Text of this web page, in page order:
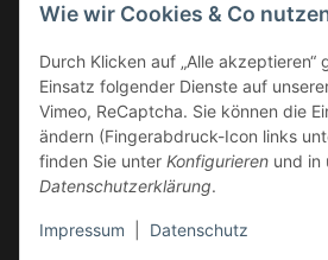
Wie wir Cookies & Co
Durch Klicken auf „Alle akzeptieren“
Einsatz folgender Dienste auf
Vimeo, ReCaptcha. Sie können die
ändern (Fingerabdruck-Icon links
finden Sie unter Konfigurieren und in
Datenschutzerklärung.
Impressum Datenschutz
Service-Hotline +49 (0)6332 - 48 58 48
E-Mail:mail@tk-carparts.de
Montag-Donnerstag von 13 bis 16 Uhr